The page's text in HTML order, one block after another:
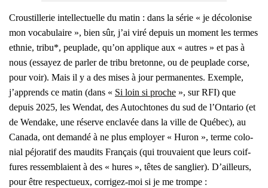
Crous­tille­rie intel­lec­tuelle du matin : dans la série « je déco­lo­nise
mon voca­bu­laire », bien sûr, j’ai viré depuis un moment les termes
eth­nie, tri­bu*, peu­plade, qu’on applique aux « autres » et pas à
nous (essayez de par­ler de tri­bu bre­tonne, ou de peu­plade corse,
pour voir). Mais il y a des mises à jour per­ma­nentes. Exemple,
j’ap­prends ce matin (dans « Si loin si proche », sur RFI) que
depuis 2025, les Wen­dat, des Autoch­tones du sud de l’Ontario (et
de Wen­dake, une réserve encla­vée dans la ville de Qué­bec), au
Cana­da, ont deman­dé à ne plus employer « Huron », terme colo­
nial péjo­ra­tif des mau­dits Fran­çais (qui trou­vaient que leurs coif­
fures res­sem­blaient à des « hures », têtes de san­glier). D’ailleurs,
pour être res­pec­tueux, cor­ri­gez-moi si je me trompe :